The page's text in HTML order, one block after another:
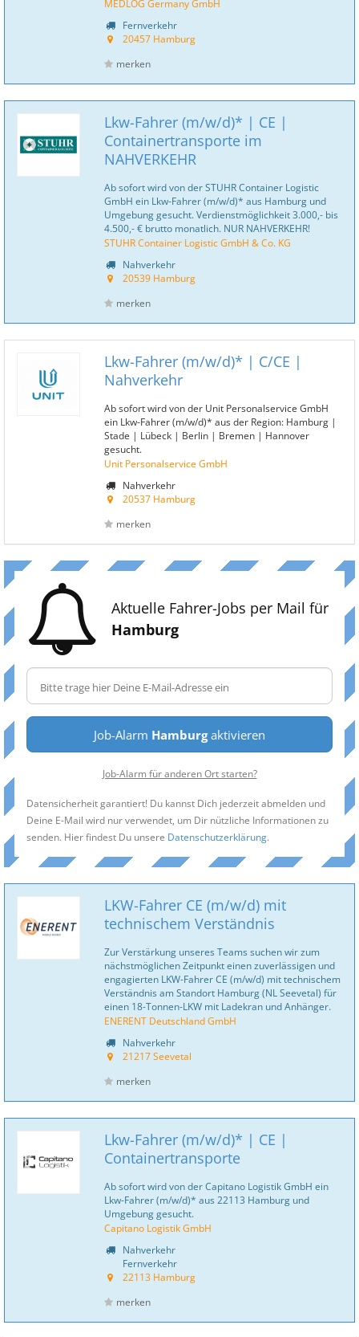
MEDLOG Germany GmbH
Fernverkehr
20457 Hamburg
merken
Lkw-Fahrer (m/w/d)* | CE |
Containertransporte im
NAHVERKEHR
Ab sofort wird von der STUHR Container Logistic
GmbH ein Lkw-Fahrer (m/w/d)* aus Hamburg und
Umgebung gesucht. Verdienstmöglichkeit 3.000,- bis
4.500,- € brutto monatlich. NUR NAHVERKEHR!
STUHR Container Logistic GmbH & Co. KG
Nahverkehr
20539 Hamburg
merken
Lkw-Fahrer (m/w/d)* | C/CE |
Nahverkehr
Ab sofort wird von der Unit Personalservice GmbH
ein Lkw-Fahrer (m/w/d)* aus der Region: Hamburg |
Stade | Lübeck | Berlin | Bremen | Hannover
gesucht.
Unit Personalservice GmbH
Nahverkehr
20537 Hamburg
merken
Aktuelle Fahrer-Jobs per Mail für
Hamburg
Job-Alarm Hamburgaktivieren
Job-Alarm für anderen Ort starten?
Datensicherheit garantiert! Du kannst Dich jederzeit abmelden und
Deine E-Mail wird nur verwendet, um Dir nützliche Informationen zu
senden. Hier findest Du unsere Datenschutzerklärung.
LKW-Fahrer CE (m/w/d) mit
technischem Verständnis
Zur Verstärkung unseres Teams suchen wir zum
nächstmöglichen Zeitpunkt einen zuverlässigen und
engagierten LKW-Fahrer CE (m/w/d) mit technischem
Verständnis am Standort Hamburg (NL Seevetal) für
einen 18-Tonnen-LKW mit Ladekran und Anhänger.
ENERENT Deutschland GmbH
Nahverkehr
21217 Seevetal
merken
Lkw-Fahrer (m/w/d)* | CE |
Containertransporte
Ab sofort wird von der Capitano Logistik GmbH ein
Lkw-Fahrer (m/w/d)* aus 22113 Hamburg und
Umgebung gesucht.
Capitano Logistik GmbH
Nahverkehr
Fernverkehr
22113 Hamburg
merken